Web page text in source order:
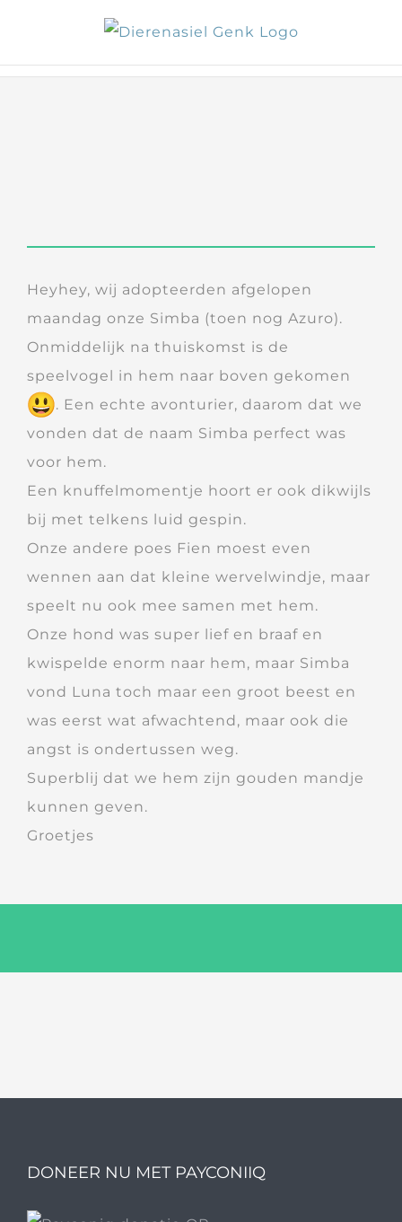
content
Heyhey, wij adopteerden afgelopen
maandag onze Simba (toen nog Azuro).
Onmiddelijk na thuiskomst is de
speelvogel in hem naar boven gekomen
. Een echte avonturier, daarom dat we
vonden dat de naam Simba perfect was
voor hem.
Een knuffelmomentje hoort er ook dikwijls
bij met telkens luid gespin.
Onze andere poes Fien moest even
wennen aan dat kleine wervelwindje, maar
speelt nu ook mee samen met hem.
Onze hond was super lief en braaf en
kwispelde enorm naar hem, maar Simba
vond Luna toch maar een groot beest en
was eerst wat afwachtend, maar ook die
angst is ondertussen weg.
Superblij dat we hem zijn gouden mandje
kunnen geven.
Groetjes
DONEER NU MET PAYCONIIQ